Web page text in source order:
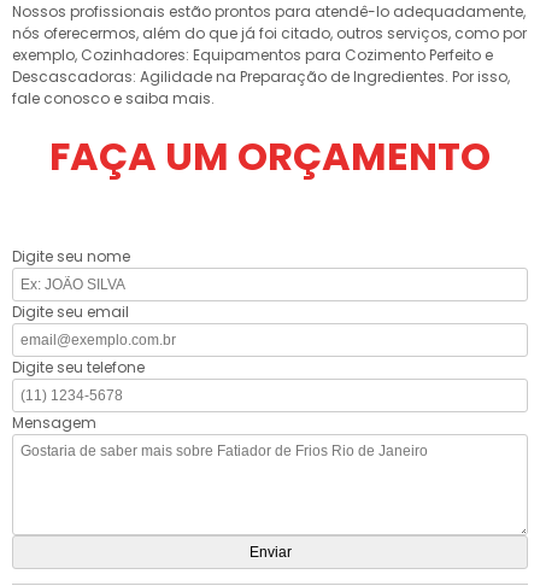
Nossos profissionais estão prontos para atendê-lo adequadamente,
nós oferecermos, além do que já foi citado, outros serviços, como por
exemplo, Cozinhadores: Equipamentos para Cozimento Perfeito e
Descascadoras: Agilidade na Preparação de Ingredientes. Por isso,
fale conosco e saiba mais.
FAÇA UM ORÇAMENTO
Digite seu nome
Digite seu email
Digite seu telefone
Mensagem